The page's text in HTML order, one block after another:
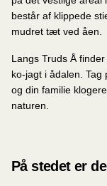
består af klippede
mudret tæt ved åen.
Langs Truds Å
ko-jagt i ådalen.
og din familie
naturen.
På stedet er